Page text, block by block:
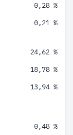
0,28 %
0,21 %
24,62 %
18,78 %
13,94 %
0,48 %